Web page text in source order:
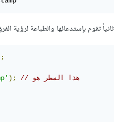
ثانياً تقوم بإستدعائها والطباعة لرؤية
);
//هذا السطر هو